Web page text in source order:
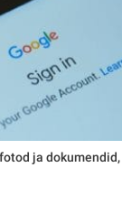
ja dokumendid,